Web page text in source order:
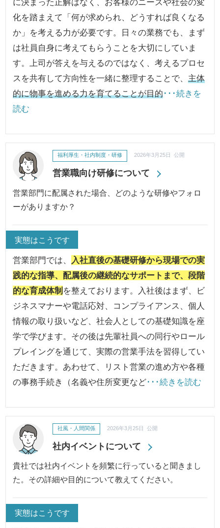
に決まった正解はなく、お客様のニーズや社会の変
化を踏まえて「何が求められ、どうすれば良くなる
か」を考える力が必要です。日々の業務でも、まず
は社員自身に考えてもらうことを大切にしていま
す。上司が答えを与えるのではなく、考えるプロセ
スを共有して方向性を一緒に整理することで、主体
的に物事を進める力を育てることが目的･･･続きを
読む
営業職向け研修について
福利厚生・社内制度・研修 2026年3月25日 公開
営業部門に配属された場合、どのような研修やフォロ
ーがありますか？
実態はこうです
営業部門では、 入社直後の基礎研修から現場での実
践的な指導、配属後の継続的なサポートまで、段階
的な育成体制 を整えております。入社後はまず、ビ
ジネスマナーや電話応対、コンプライアンス、個人
情報の取り扱いなど、社会人としての基礎知識を座
学で学びます。その後は先輩社員への同行やロール
プレイングを通じて、実際の営業手法を習得してい
ただきます。あわせて、リスト営業の進め方や各種
の事務手続き（名義や住所変更など･･･続きを読む
社内イベントについて
社風・人間関係 2026年3月25日 公開
貴社では社内イベントを頻繁に行っていると聞きまし
た。その詳細や目的について教えてください。
実態はこうです